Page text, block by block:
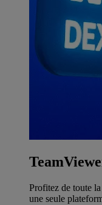
Profitez de toute
une seule